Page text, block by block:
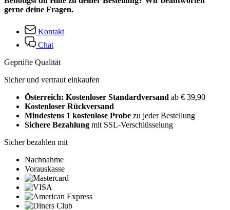
gerne deine Fragen.
Kontakt
Chat
Geprüfte Qualität
Sicher und vertraut einkaufen
Österreich: Kostenloser Standardversand ab € 39,90
Kostenloser Rückversand
Mindestens 1 kostenlose Probe zu jeder Bestellung
Sichere Bezahlung mit SSL-Verschlüsselung
Sicher bezahlen mit
Nachnahme
Vorauskasse